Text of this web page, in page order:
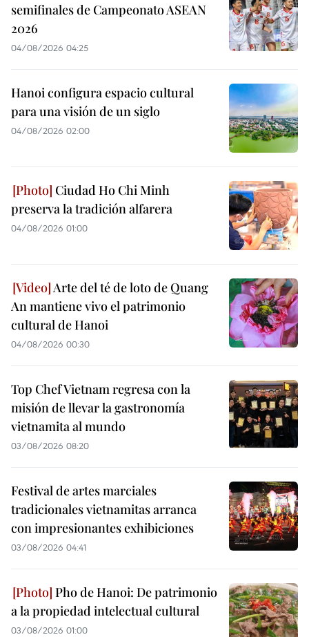
semifinales de Campeonato ASEAN
2026
04/08/2026 04:25
Hanoi configura espacio cultural
para una visión de un siglo
04/08/2026 02:00
Ciudad Ho Chi Minh
preserva la tradición alfarera
04/08/2026 01:00
Arte del té de loto de Quang
An mantiene vivo el patrimonio
cultural de Hanoi
04/08/2026 00:30
Top Chef Vietnam regresa con la
misión de llevar la gastronomía
vietnamita al mundo
03/08/2026 08:20
Festival de artes marciales
tradicionales vietnamitas arranca
con impresionantes exhibiciones
03/08/2026 04:41
Pho de Hanoi: De patrimonio
a la propiedad intelectual cultural
03/08/2026 01:00